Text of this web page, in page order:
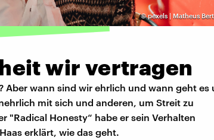
©pexels | Matheus
wir vertragen
wann sind wir ehrlich und wann geht es
mit sich und anderen, um Streit zu
"Radical Honesty“ habe er sein Verhalten
erklärt, wie das geht.